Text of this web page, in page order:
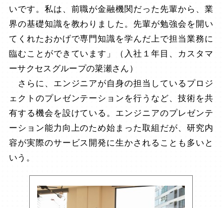
いです。私は、前職が金融機関だった先輩から、業
界の基礎知識を教わりました。先輩が勉強会を開い
てくれたおかげで専門知識を学んだ上で担当業務に
臨むことができています」（入社１年目、カスタマ
ーサクセスグループの簗瀬さん）
さらに、エンジニアが自身の担当しているプロジ
ェクトのプレゼンテーションを行うなど、技術を共
有する機会を設けている。エンジニアのプレゼンテ
ーション能力向上のため始まった取組だが、研究内
容が実際のサービス開発に生かされることも多いと
いう。